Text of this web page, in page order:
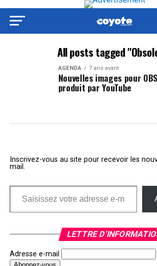
All posts tagged
AGENDA 7 ans avant
Nouvelles images pour
produit par YouTube
Inscrivez-vous au site pour recevoir les
mail.
Saisissez votre adresse e-mail…
LETTRE
Adresse e-mail